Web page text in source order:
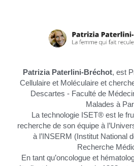
Patrizia Paterlini-Bréchot, est
Cellulaire et Moléculaire et
Descartes - Faculté de
Malades à
La technologie ISET® est le
recherche de son équipe à
à l’INSERM (Institut National
Recherche
En tant qu’oncologue et